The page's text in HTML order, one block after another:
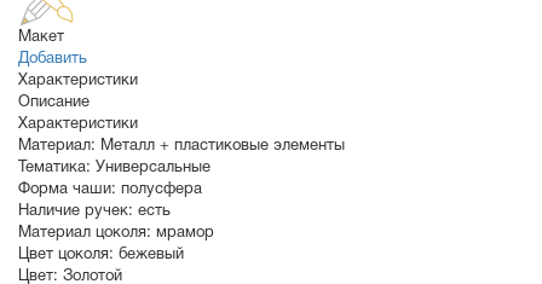
Макет
Добавить
Характеристики
Описание
Характеристики
Материал: Металл + пластиковые элементы
Тематика: Универсальные
Форма чаши: полусфера
Наличие ручек: есть
Материал цоколя: мрамор
Цвет цоколя: бежевый
Цвет: Золотой